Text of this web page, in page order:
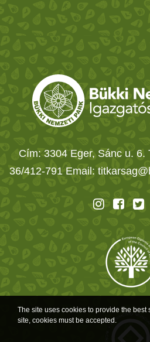
Cím: 3304 Eger, Sánc u. 6.
36/412-791 Email:
The site uses cookies to provide the best
site, cookies must be accepted.